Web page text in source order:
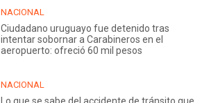
NACIONAL
Ciudadano uruguayo fue detenido tras
intentar sobornar a Carabineros en el
aeropuerto: ofreció 60 mil pesos
NACIONAL
Lo que se sabe del accidente de tránsito que